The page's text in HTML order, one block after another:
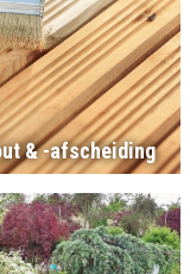
& -afscheiding